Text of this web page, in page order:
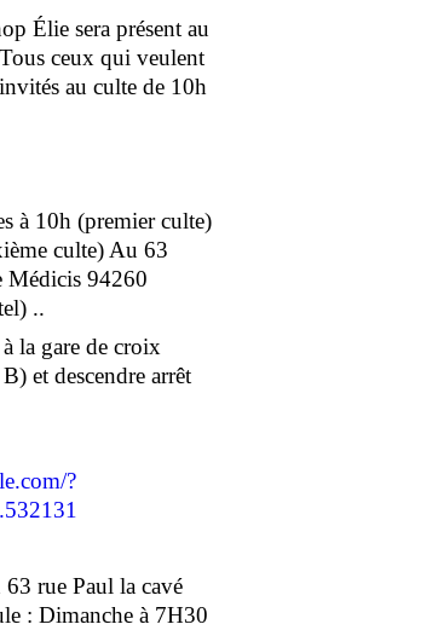
Élie sera présent au
ceux qui veulent
au culte de 10h
à 10h (premier culte)
culte) Au 63
Médicis 94260
..
la gare de croix
et descendre arrêt
?
rue Paul la cavé
: Dimanche à 7H30